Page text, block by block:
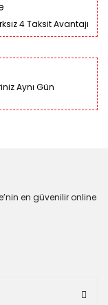
4 Taksit Avantajı
Aynı Gün
en güvenilir online